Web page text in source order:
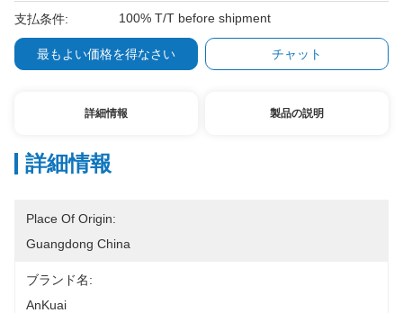
支払条件: 100% T/T before shipment
最もよい価格を得なさい チャット
詳細情報 製品の説明
詳細情報
Place Of Origin:
Guangdong China
ブランド名:
AnKuai